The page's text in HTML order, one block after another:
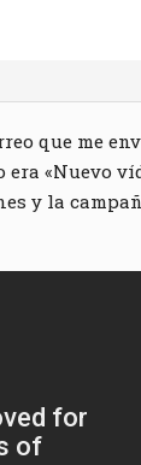
que me
era «Nuevo
y la